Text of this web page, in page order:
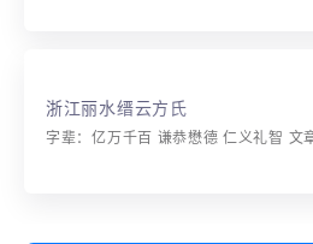
浙江丽水缙云方氏